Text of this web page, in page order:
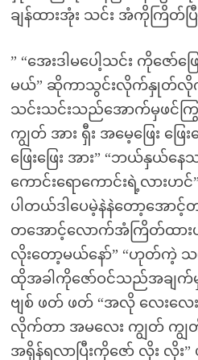
ချန်ထားအုံး သင်း အံကိုကြိတ်ပြီ
” “အေးဒါမပေါ့သင်း ကိုဇော်ဖြေ
မယ်” ဆိုကာသွင်းလိုက်နှုတ်လိုက်တ
သင်းသင်းသည်အောက်မှဖင်ကြွ
ကျွတ် အား ရှီး အမေ့ဖြေး ဖြေ
ဖြေးဖြေး အား” “ဘယ်နှယ်န
ကောင်းရောကောင်းရဲ့လားဟ
ပါတယ်ဒါပေမဲ့နဲနဲတော့အော
တအောင့်လောက်အံကြိတ်ထားပ
လိုးတော့မယ်နော်” “ဟုတ်ကဲ့ သ
ထိုအခါကိုဇော်ဝင်သည်အချက်မှ
ဗျစ် ဖတ် ဖတ် “အလို လေးလေး
လိုက်တာ အမလေး ကျွတ် ကျွတ်
အရှိန်ရလာပြီးကိုဇော် လိုး လို